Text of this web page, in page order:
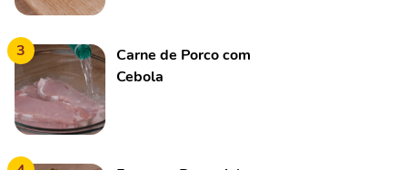
3
Carne de Porco com
Cebola